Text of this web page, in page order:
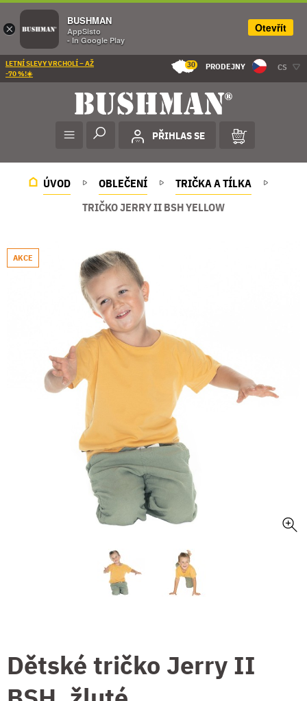
LETNÍ SLEVY VRCHOLÍ – AŽ
-70 %!☀️
30 PRODEJNY CS
PŘIHLAS SE
ÚVOD OBLEČENÍ
TRIČKA A TÍLKA
TRIČKO JERRY II BSH YELLOW
AKCE
Dětské tričko Jerry II
×
BUSHMAN
AppSisto
- In Google Play
Otevřít